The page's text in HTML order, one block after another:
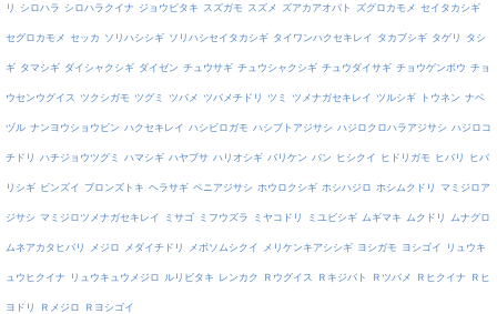
リ シロハラ シロハラクイナ ジョウビタキ スズガモ スズメ ズアカアオバト ズグロカモメ セイタカシギ
セグロカモメ セッカ ソリハシシギ ソリハシセイタカシギ タイワンハクセキレイ タカブシギ タゲリ タシ
ギ タマシギ ダイシャクシギ ダイゼン チュウサギ チュウシャクシギ チュウダイサギ チョウゲンボウ チョ
ウセンウグイス ツクシガモ ツグミ ツバメ ツバメチドリ ツミ ツメナガセキレイ ツルシギ トウネン ナベ
ヅル ナンヨウショウビン ハクセキレイ ハシビロガモ ハシブトアジサシ ハジロクロハラアジサシ ハジロコ
チドリ ハチジョウツグミ ハマシギ ハヤブサ ハリオシギ バリケン バン ヒシクイ ヒドリガモ ヒバリ ヒバ
リシギ ビンズイ ブロンズトキ ヘラサギ ベニアジサシ ホウロクシギ ホシハジロ ホシムクドリ マミジロア
ジサシ マミジロツメナガセキレイ ミサゴ ミフウズラ ミヤコドリ ミユビシギ ムギマキ ムクドリ ムナグロ
ムネアカタヒバリ メジロ メダイチドリ メボソムシクイ メリケンキアシシギ ヨシガモ ヨシゴイ リュウキ
ュウヒクイナ リュウキュウメジロ ルリビタキ レンカク Ｒウグイス Ｒキジバト Ｒツバメ Ｒヒクイナ Ｒヒ
ヨドリ Ｒメジロ Ｒヨシゴイ